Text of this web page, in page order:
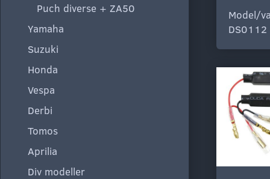
Puch diverse + ZA50
Yamaha
Suzuki
Honda
Vespa
Derbi
Tomos
Aprilia
Div modeller
Model/
DS0112